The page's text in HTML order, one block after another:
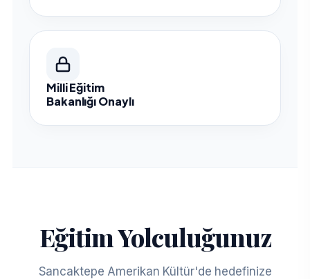
Milli Eğitim
Bakanlığı Onaylı
Eğitim Yolculuğunuz
Sancaktepe Amerikan Kültür'de hedefinize